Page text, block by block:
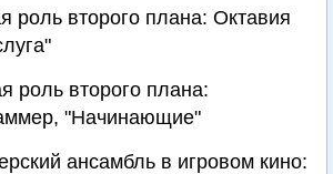
роль второго плана: Октавия
роль второго плана:
"Начинающие"
ансамбль в игровом кино: